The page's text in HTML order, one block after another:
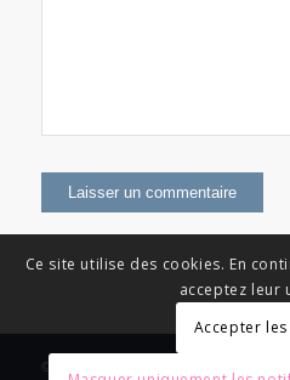
© Copyright - News Nouvelle Acropole
Ce site utilise des cookies. En
acceptez leur
Accepter